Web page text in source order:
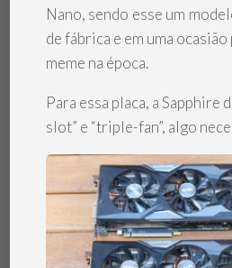
Nano, sendo esse um
de fábrica e em uma
meme na época.
Para essa placa, a
slot” e “triple-fan”, algo